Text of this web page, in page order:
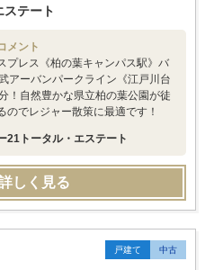
テート
メント
プレス《柏の葉キャンパス駅》バ
アーバンパークライン《江戸川台
！自然豊かな県立柏の葉公園が徒
のでレジャー散策に最適です！
21トータル・エステート
しく見る
戸建て 中古